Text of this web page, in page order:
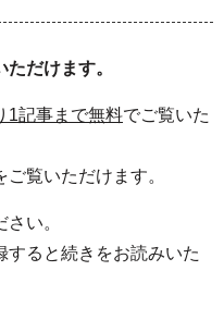
だけます。
1記事まで無料でご覧いた
覧いただけます。
い。
すると続きをお読みいた